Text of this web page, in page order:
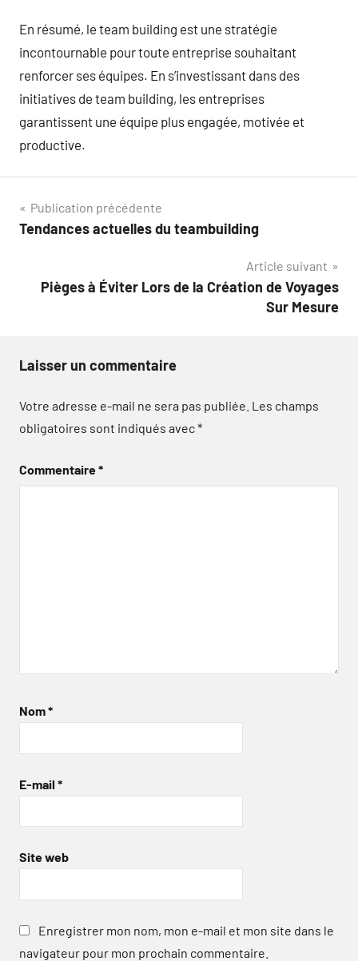
En résumé, le team building est une stratégie
incontournable pour toute entreprise souhaitant
renforcer ses équipes. En s’investissant dans des
initiatives de team building, les entreprises
garantissent une équipe plus engagée, motivée et
productive.
Navigation
de
Publication précédente
Tendances actuelles du teambuilding
Article suivant
Pièges à Éviter Lors de la Création de Voyages
Sur Mesure
Laisser un commentaire
Votre adresse e-mail ne sera pas publiée. Les champs
obligatoires sont indiqués avec*
Commentaire*
Nom*
E-mail *
Site web
Enregistrer mon nom, mon e-mail et mon site dans le
navigateur pour mon prochain commentaire.